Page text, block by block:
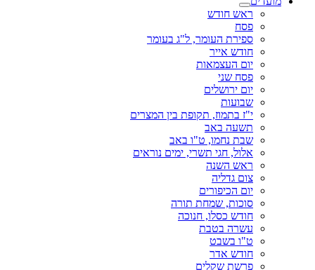
ראש חודש
פסח
ספירת העומר, ל"ג בעומר
חודש אייר
יום העצמאות
פסח שני
יום ירושלים
שבועות
י"ז בתמוז, תקופת בין המצרים
תשעה באב
שבת נחמו, ט"ו באב
אלול, חגי תשרי, ימים נוראים
ראש השנה
צום גדליה
יום הכיפורים
סוכות, שמחת תורה
חודש כסלו, חנוכה
עשרה בטבת
ט"ו בשבט
חודש אדר
פרשת שקלים